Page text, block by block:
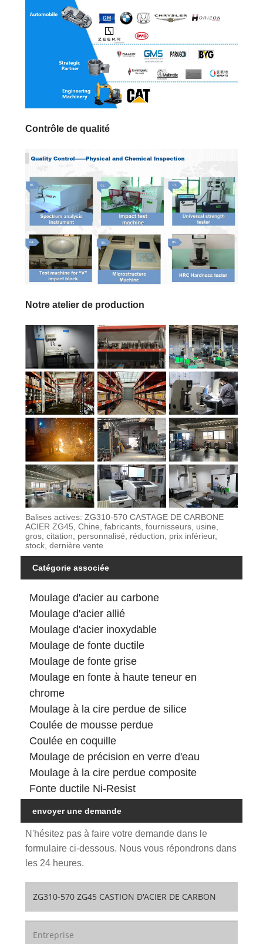
Contrôle de qualité
Notre atelier de production
Balises actives: ZG310-570 CASTAGE DE CARBONE
ACIER ZG45, Chine, fabricants, fournisseurs, usine,
gros, citation, personnalisé, réduction, prix inférieur,
stock, dernière vente
Catégorie associée
Moulage d'acier au carbone
Moulage d'acier allié
Moulage d'acier inoxydable
Moulage de fonte ductile
Moulage de fonte grise
Moulage en fonte à haute teneur en
chrome
Moulage à la cire perdue de silice
Coulée de mousse perdue
Coulée en coquille
Moulage de précision en verre d'eau
Moulage à la cire perdue composite
Fonte ductile Ni-Resist
envoyer une demande
N'hésitez pas à faire votre demande dans le
formulaire ci-dessous. Nous vous répondrons dans
les 24 heures.